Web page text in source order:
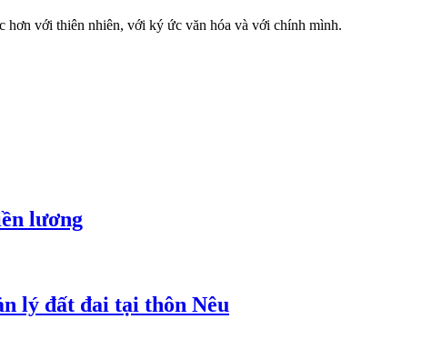
hơn với thiên nhiên, với ký ức văn hóa và với chính mình.
lương
lý đất đai tại thôn Nêu